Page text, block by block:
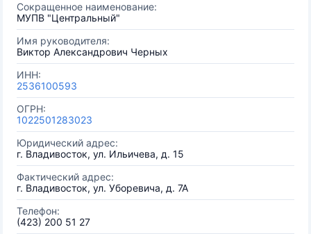
Сокращенное наименование:
МУПВ "Центральный"
Имя руководителя:
Виктор Александрович Черных
ИНН:
2536100593
ОГРН:
1022501283023
Юридический адрес:
г. Владивосток, ул. Ильичева, д. 15
Фактический адрес:
г. Владивосток, ул. Уборевича, д. 7А
Телефон:
(423) 200 51 27